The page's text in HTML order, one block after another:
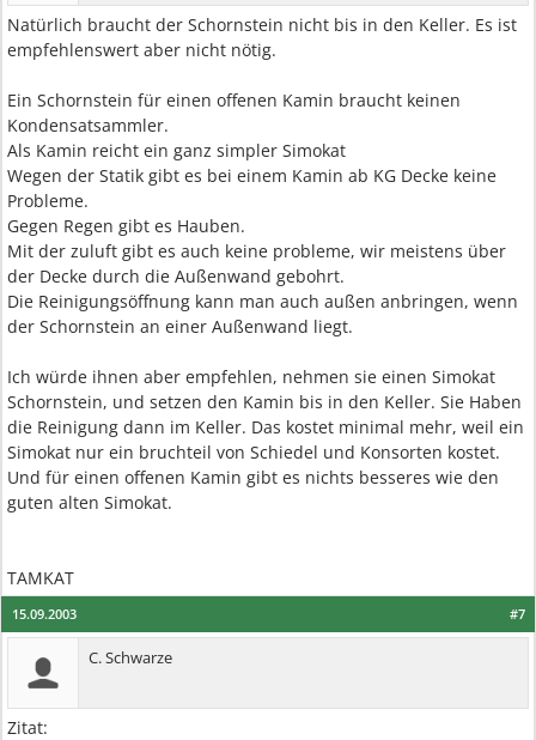
Natürlich braucht der Schornstein nicht bis in den Keller. Es ist
empfehlenswert aber nicht nötig.
Ein Schornstein für einen offenen Kamin braucht keinen
Kondensatsammler.
Als Kamin reicht ein ganz simpler Simokat
Wegen der Statik gibt es bei einem Kamin ab KG Decke keine
Probleme.
Gegen Regen gibt es Hauben.
Mit der zuluft gibt es auch keine probleme, wir meistens über
der Decke durch die Außenwand gebohrt.
Die Reinigungsöffnung kann man auch außen anbringen, wenn
der Schornstein an einer Außenwand liegt.
Ich würde ihnen aber empfehlen, nehmen sie einen Simokat
Schornstein, und setzen den Kamin bis in den Keller. Sie Haben
die Reinigung dann im Keller. Das kostet minimal mehr, weil ein
Simokat nur ein bruchteil von Schiedel und Konsorten kostet.
Und für einen offenen Kamin gibt es nichts besseres wie den
guten alten Simokat.
TAMKAT
#7
15.09.2003
C. Schwarze
Zitat: